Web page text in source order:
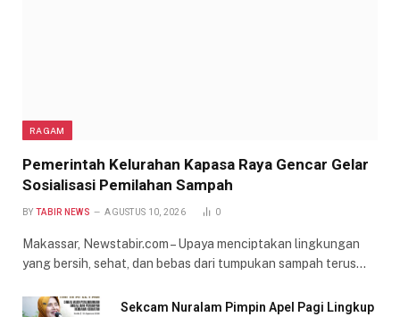
RAGAM
Pemerintah Kelurahan Kapasa Raya Gencar Gelar
Sosialisasi Pemilahan Sampah
BY TABIR NEWS AGUSTUS 10, 2026 0
Makassar, Newstabir.com – Upaya menciptakan lingkungan
yang bersih, sehat, dan bebas dari tumpukan sampah terus…
Sekcam Nuralam Pimpin Apel Pagi Lingkup